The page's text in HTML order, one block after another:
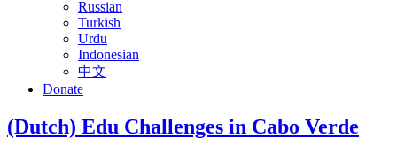
Russian
Turkish
Urdu
Indonesian
中文
Donate
(Dutch) Edu Challenges in Cabo Verde